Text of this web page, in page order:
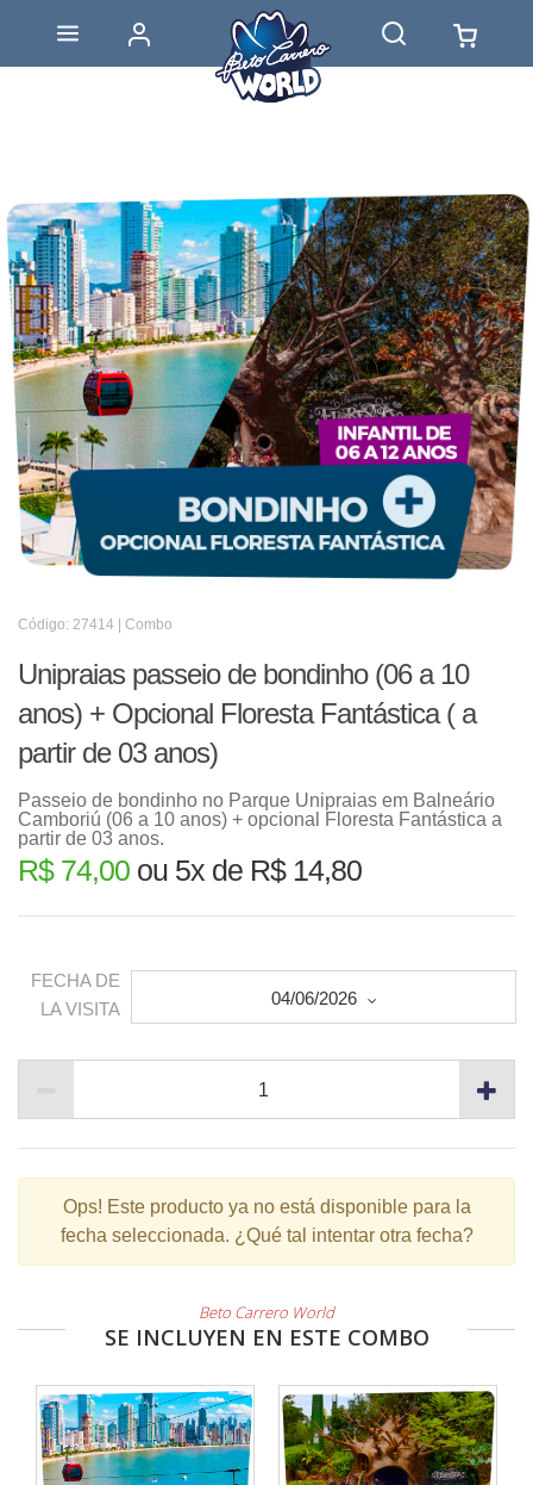
Código: 27414 | Combo
Unipraias passeio de bondinho (06 a 10
anos) + Opcional Floresta Fantástica ( a
partir de 03 anos)
Passeio de bondinho no Parque Unipraias em Balneário
Camboriú (06 a 10 anos) + opcional Floresta Fantástica a
partir de 03 anos.
R$ 74,00 ou 5x de R$ 14,80
FECHA DE
LA VISITA
04/06/2026
Ops! Este producto ya no está disponible para la
fecha seleccionada. ¿Qué tal intentar otra fecha?
Beto Carrero World
SE INCLUYEN EN ESTE COMBO